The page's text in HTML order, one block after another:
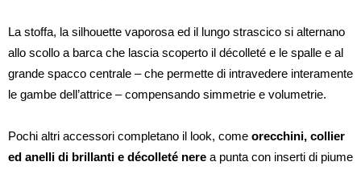
La stoffa, la silhouette vaporosa ed il lungo strascico si alternano
allo scollo a barca che lascia scoperto il décolleté e le spalle e al
grande spacco centrale – che permette di intravedere interamente
le gambe dell’attrice – compensando simmetrie e volumetrie.
Pochi altri accessori completano il look, come orecchini, collier
ed anelli di brillanti e décolleté nere a punta con inserti di piume